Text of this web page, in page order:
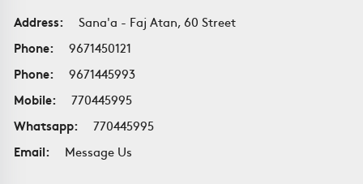
Address:
Sana'a - Faj Atan, 60 Street
Phone:
9671450121
Phone:
9671445993
Mobile:
770445995
Whatsapp:
770445995
Email:
Message Us